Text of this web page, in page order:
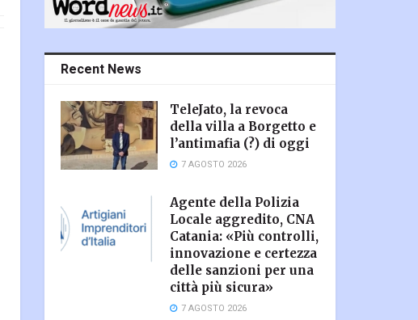
Recent News
TeleJato, la revoca
della villa a Borgetto e
l’antimafia (?) di oggi
7 AGOSTO 2026
Agente della Polizia
Locale aggredito, CNA
Catania: «Più controlli,
innovazione e certezza
delle sanzioni per una
città più sicura»
7 AGOSTO 2026